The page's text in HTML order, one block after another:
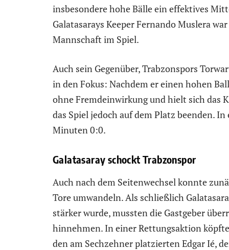
insbesondere hohe Bälle ein effektives
Galatasarays Keeper Fernando Muslera
Mannschaft im Spiel.
Auch sein Gegenüber, Trabzonspors
in den Fokus: Nachdem er einen hohen
ohne Fremdeinwirkung und hielt sich das
das Spiel jedoch auf dem Platz beenden.
Minuten 0:0.
Galatasaray schockt Trabzonspor
Auch nach dem Seitenwechsel konnte
Tore umwandeln. Als schließlich
stärker wurde, mussten die Gastgeber
hinnehmen. In einer Rettungsaktion
den am Sechzehner platzierten Edgar Ié,